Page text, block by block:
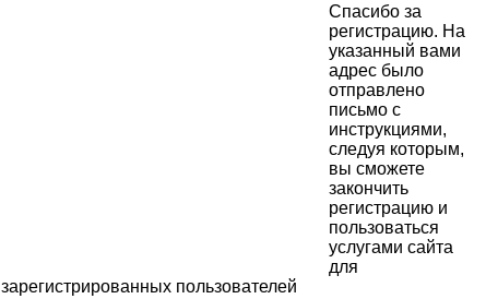
Спасибо за
регистрацию. На
указанный вами
адрес было
отправлено
письмо с
инструкциями,
следуя которым,
вы сможете
закончить
регистрацию и
пользоваться
услугами сайта
для
зарегистрированных пользователей